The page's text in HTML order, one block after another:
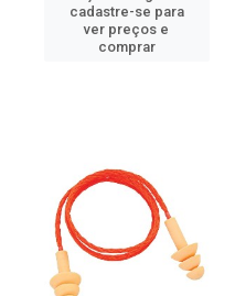
cadastre-se para
ver preços e
comprar